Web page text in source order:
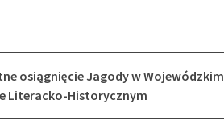
osiągnięcie Jagody w Wojewódzkim
Literacko-Historycznym